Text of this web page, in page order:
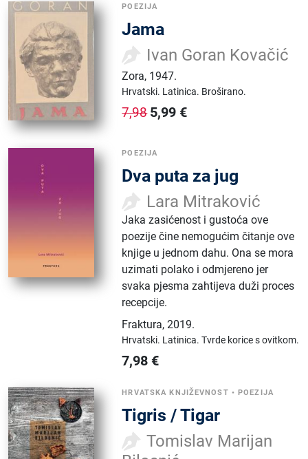
POEZIJA
Jama
Ivan Goran Kovačić
Zora, 1947.
Hrvatski. Latinica. Broširano.
7,98 5,99 €
POEZIJA
Dva puta za jug
Lara Mitraković
Jaka zasićenost i gustoća ove
poezije čine nemogućim čitanje ove
knjige u jednom dahu. Ona se mora
uzimati polako i odmjereno jer
svaka pjesma zahtijeva duži proces
recepcije.
Fraktura,2019.
Hrvatski. Latinica.Tvrde korice s ovitkom.
7,98 €
HRVATSKA KNJIŽEVNOST • POEZIJA
Tigris / Tigar
Tomislav Marijan